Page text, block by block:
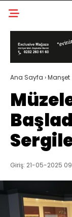
Ana Sayfa ›Manşet
Giriş: 21-05-2025